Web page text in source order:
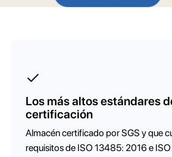
Los más altos estándares
certificación
Almacén certificado por SGS y que
requisitos de ISO 13485: 2016 e